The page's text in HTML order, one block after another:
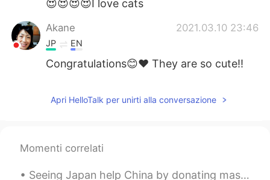
😍😍😍😍I love cats
Akane 2021.03.10 23:46
JP EN
Congratulations😊❤ They are so cute!!
Apri HelloTalk per unirti alla conversazione
Momenti correlati
Seeing Japan help China by donating masks is heart warming. ❤️🥰🥰🥰🥰❤️ I love these 2 countries! ...